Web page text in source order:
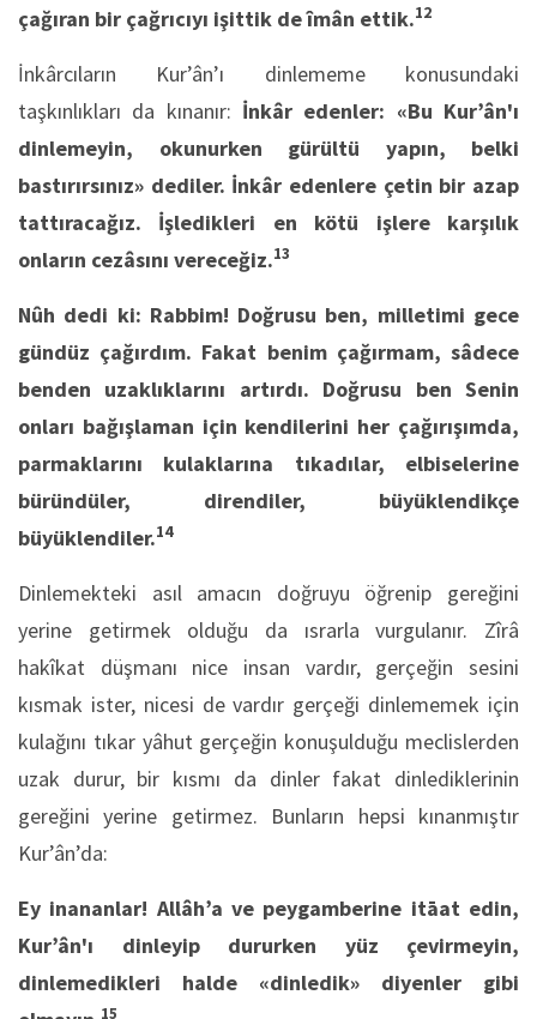
çağıran bir çağrıcıyı işittik de îmân ettik.12
İnkârcıların Kur’ân’ı dinlememe konusundaki
taşkınlıkları da kınanır: İnkâr edenler: «Bu Kur’ân'ı
dinlemeyin, okunurken gürültü yapın, belki
bastırırsınız» dediler. İnkâr edenlere çetin bir azap
tattıracağız. İşledikleri en kötü işlere karşılık
onların cezâsını vereceğiz.13
Nûh dedi ki: Rabbim! Doğrusu ben, milletimi gece
gündüz çağırdım. Fakat benim çağırmam, sâdece
benden uzaklıklarını artırdı. Doğrusu ben Senin
onları bağışlaman için kendilerini her çağırışımda,
parmaklarını kulaklarına tıkadılar, elbiselerine
büründüler, direndiler, büyüklendikçe
büyüklendiler.14
Dinlemekteki asıl amacın doğruyu öğrenip gereğini
yerine getirmek olduğu da ısrarla vurgulanır. Zîrâ
hakîkat düşmanı nice insan vardır, gerçeğin sesini
kısmak ister, nicesi de vardır gerçeği dinlememek için
kulağını tıkar yâhut gerçeğin konuşulduğu meclislerden
uzak durur, bir kısmı da dinler fakat dinlediklerinin
gereğini yerine getirmez. Bunların hepsi kınanmıştır
Kur’ân’da:
Ey inananlar! Allâh’a ve peygamberine itāat edin,
Kur’ân'ı dinleyip dururken yüz çevirmeyin,
dinlemedikleri halde «dinledik» diyenler gibi
15